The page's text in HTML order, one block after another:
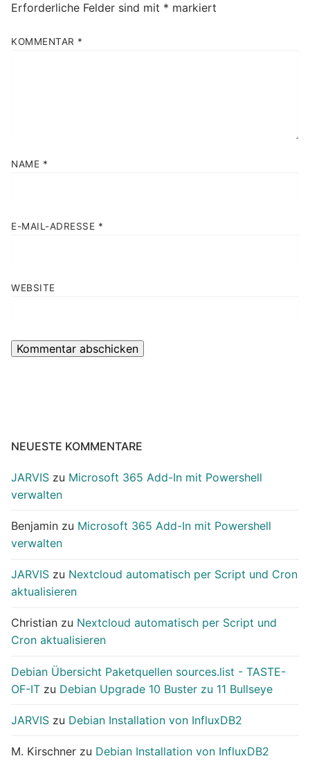
Erforderliche Felder sind mit * markiert
KOMMENTAR *
NAME *
E-MAIL-ADRESSE *
WEBSITE
NEUESTE KOMMENTARE
JARVIS zu Microsoft 365 Add-In mit Powershell
verwalten
Benjamin zu Microsoft 365 Add-In mit Powershell
verwalten
JARVIS zu Nextcloud automatisch per Script und Cron
aktualisieren
Christian zu Nextcloud automatisch per Script und
Cron aktualisieren
Debian Übersicht Paketquellen sources.list - TASTE-
OF-IT zu Debian Upgrade 10 Buster zu 11 Bullseye
JARVIS zu Debian Installation von InfluxDB2
M. Kirschner zu Debian Installation von InfluxDB2